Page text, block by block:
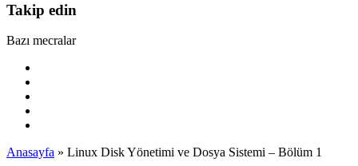
Takip edin
Bazı mecralar
Anasayfa » Linux Disk Yönetimi ve Dosya Sistemi – Bölüm 1